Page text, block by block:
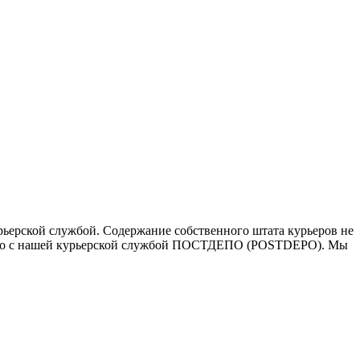
службой. Содержание собственного штата курьеров не
с нашей курьерской службой ПОСТДЕПО (POSTDEPO). Мы